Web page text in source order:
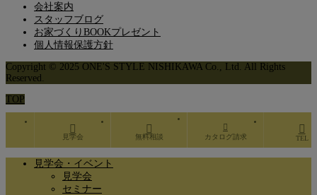
会社案内
スタッフブログ
お家づくりBOOKプレゼント
個人情報保護方針
Copyright © 2025 ONE'S STYLE NISHIKAWA Co., Ltd. All Rights
Reserved.
TOP
見学会 無料相談 カタログ請求 TEL
見学会・イベント
見学会
セミナー